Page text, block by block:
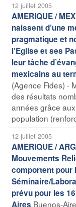
12 juillet 2005
AMERIQUE /
naissent d’une
pragmatique et
l’Eglise et ses
leur tâche
mexicains au
(Agence Fides) -
des résultats
années grâce
population
12 juillet 2005
AMERIQUE /
Mouvements
comportent pour
Séminaire/
prévu pour les
Aires Buenos-